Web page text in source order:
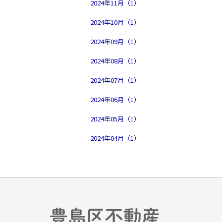
2024年11月（1）
2024年10月（1）
2024年09月（1）
2024年08月（1）
2024年07月（1）
2024年06月（1）
2024年05月（1）
2024年04月（1）